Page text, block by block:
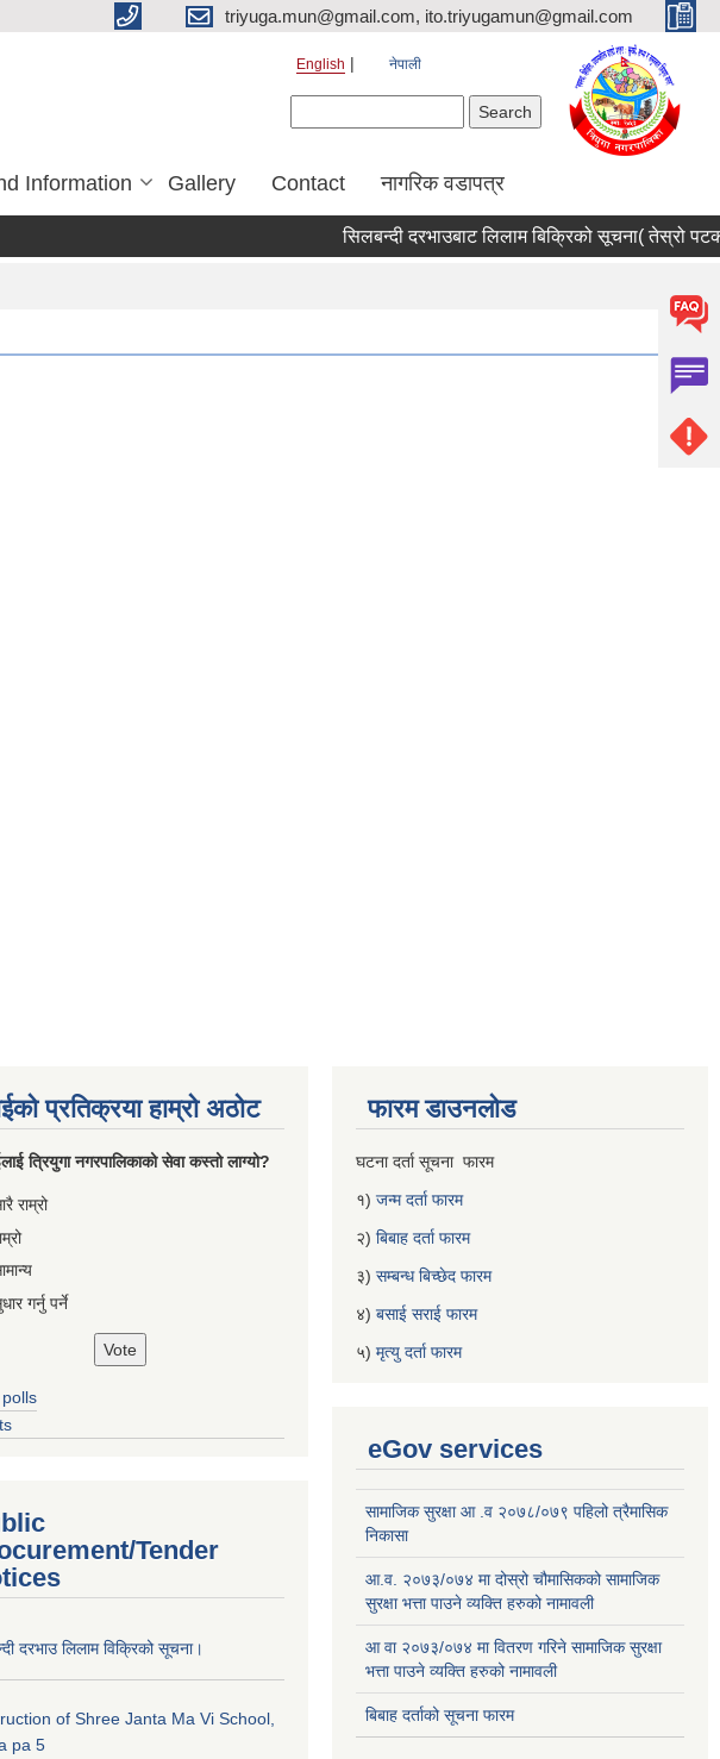
triyuga.mun@gmail.com, ito.triyugamun@gmail.com
English नेपाली
Information Gallery Contact नागरिक वडापत्र
सिलबन्दी दरभाउबाट लिलाम बिक्रिको सूचना( तेस्रो पटक)
प्रतिक्रया हाम्रो अठोट
त्रियुगा नगरपालिकाको सेवा कस्तो लाग्यो?
राम्रो
गर्नु पर्ने
Tender
दरभाउ लिलाम विक्रिको सूचना।
of Shree Janta Ma Vi School,
pa 5
फारम डाउनलोड
घटना दर्ता सूचना फारम
१) जन्म दर्ता फारम
२) बिबाह दर्ता फारम
३) सम्बन्ध बिच्छेद फारम
४) बसाई सराई फारम
५) मृत्यु दर्ता फारम
eGov services
सामाजिक सुरक्षा आ .व २०७८/०७९ पहिलो त्रैमासिक
निकासा
आ.व. २०७३/०७४ मा दोस्रो चौमासिकको सामाजिक
सुरक्षा भत्ता पाउने व्यक्ति हरुको नामावली
आ वा २०७३/०७४ मा वितरण गरिने सामाजिक सुरक्षा
भत्ता पाउने व्यक्ति हरुको नामावली
बिबाह दर्ताको सूचना फारम